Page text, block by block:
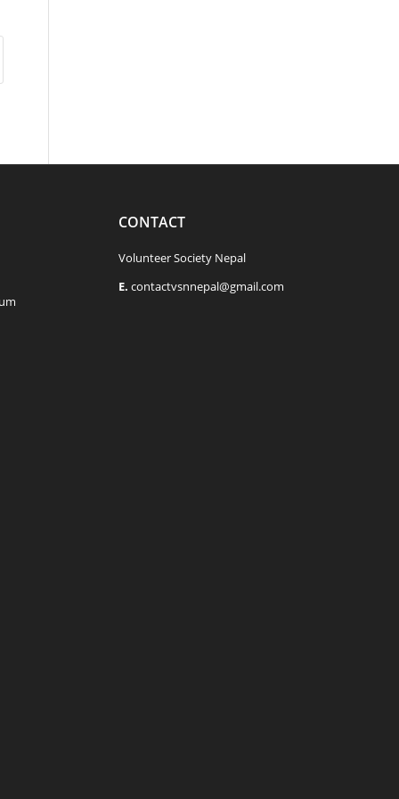
CONTACT
Volunteer Society Nepal
E. contactvsnnepal@gmail.com